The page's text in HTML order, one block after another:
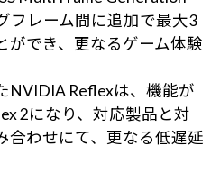
フレーム間に追加で最大3
ができ、更なるゲーム体験
NVIDIA Reflexは、機能が
2になり、対応製品と対
合わせにて、更なる低遅延